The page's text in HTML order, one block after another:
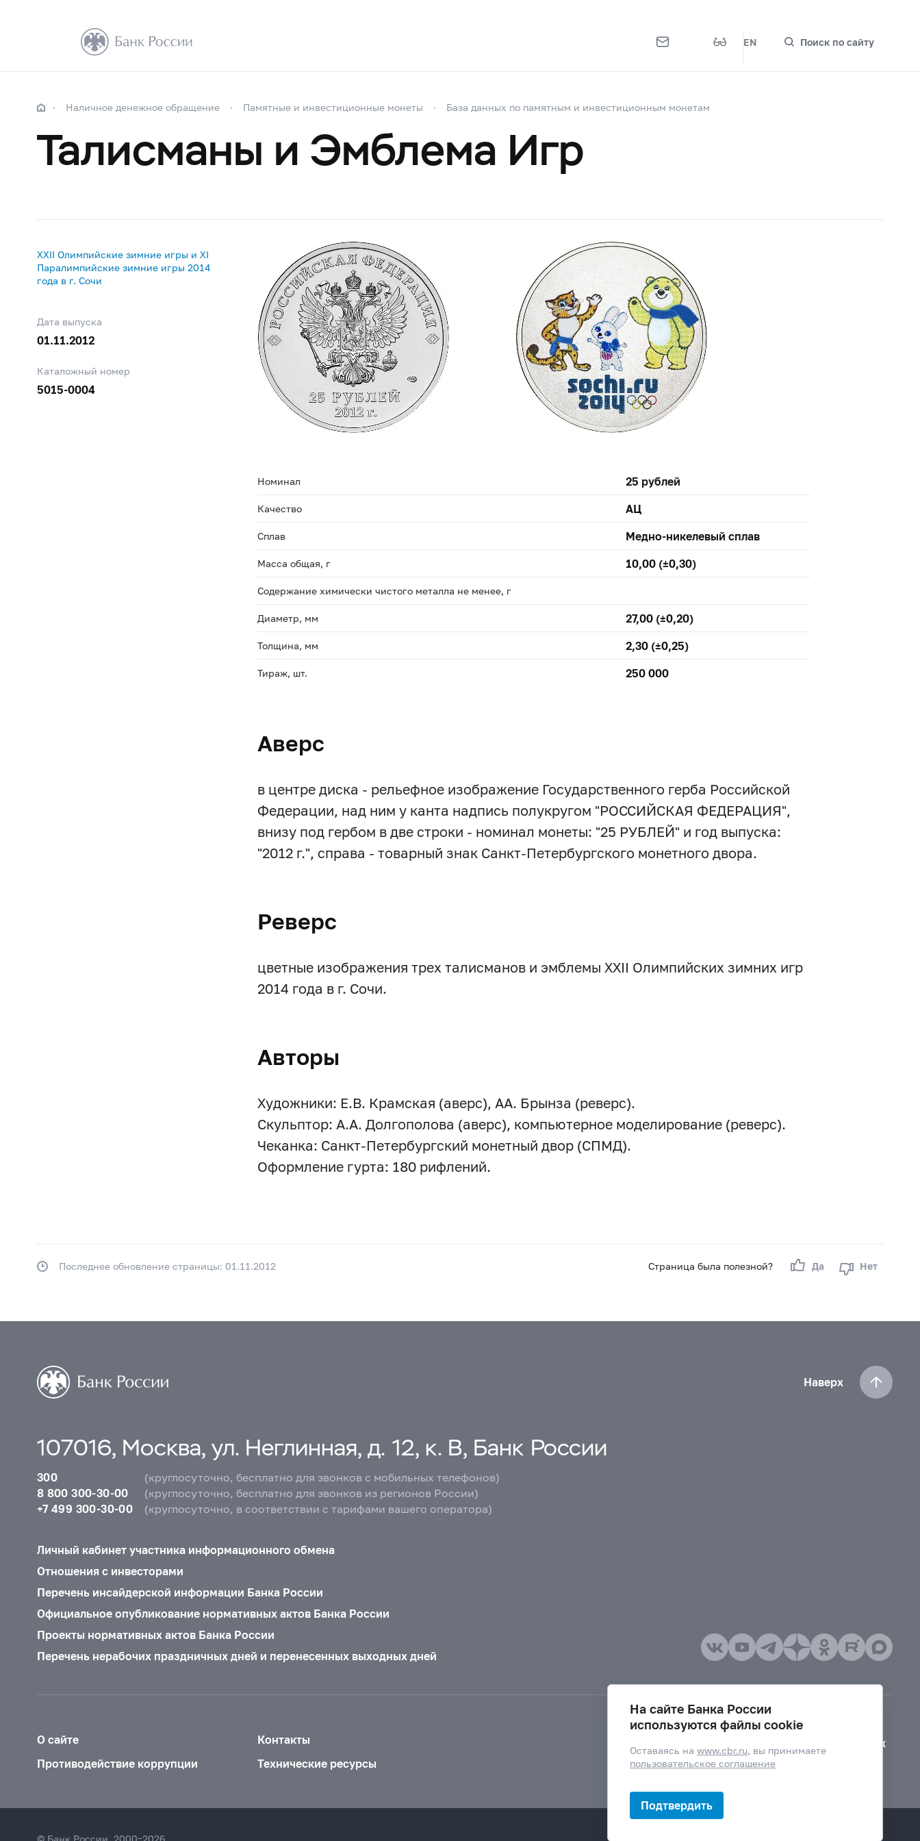
EN Поиск по сайту
Наличное денежное обращение Памятные и инвестиционные монеты База данных по памятным и инвестиционным монетам
Талисманы и Эмблема Игр
XXII Олимпийские зимние игры и XI
Паралимпийские зимние игры 2014
года в г. Сочи
Дата выпуска
01.11.2012
Каталожный номер
5015-0004
Номинал 25 рублей
Качество АЦ
Сплав Медно-никелевый сплав
Масса общая, г 10,00 (±0,30)
Содержание химически чистого металла не менее, г
Диаметр, мм 27,00 (±0,20)
Толщина, мм 2,30 (±0,25)
Тираж, шт. 250 000
Аверс
в центре диска - рельефное изображение Государственного герба Российской
Федерации, над ним у канта надпись полукругом "РОССИЙСКАЯ ФЕДЕРАЦИЯ",
внизу под гербом в две строки - номинал монеты: "25 РУБЛЕЙ" и год выпуска:
"2012 г.", справа - товарный знак Санкт-Петербургского монетного двора.
Реверс
цветные изображения трех талисманов и эмблемы XXII Олимпийских зимних игр
2014 года в г. Сочи.
Авторы
Художники: Е.В. Крамская (аверс), АА. Брынза (реверс).
Скульптор: А.А. Долгополова (аверс), компьютерное моделирование (реверс).
Чеканка: Санкт-Петербургский монетный двор (СПМД).
Оформление гурта: 180 рифлений.
Страница была полезной? Да Нет
Последнее обновление страницы: 01.11.2012
Наверх
107016, Москва, ул. Неглинная, д. 12, к. В, Банк России
300
(круглосуточно, бесплатно для звонков с мобильных телефонов)
8 800 300-30-00
(круглосуточно, бесплатно для звонков из регионов России)
+7 499 300-30-00
(круглосуточно, в соответствии с тарифами вашего оператора)
Личный кабинет участника информационного обмена
Отношения с инвесторами
Перечень инсайдерской информации Банка России
Официальное опубликование нормативных актов Банка России
Проекты нормативных актов Банка России
Перечень нерабочих праздничных дней и перенесенных выходных дней
О сайте
Контакты
Противодействие коррупции
Технические ресурсы
Версия для слабовидящих
© Банк России, 2000–2026.
На сайте Банка России
используются файлы cookie
Оставаясь наwww.cbr.ru, вы принимаете
пользовательское соглашение
Подтвердить